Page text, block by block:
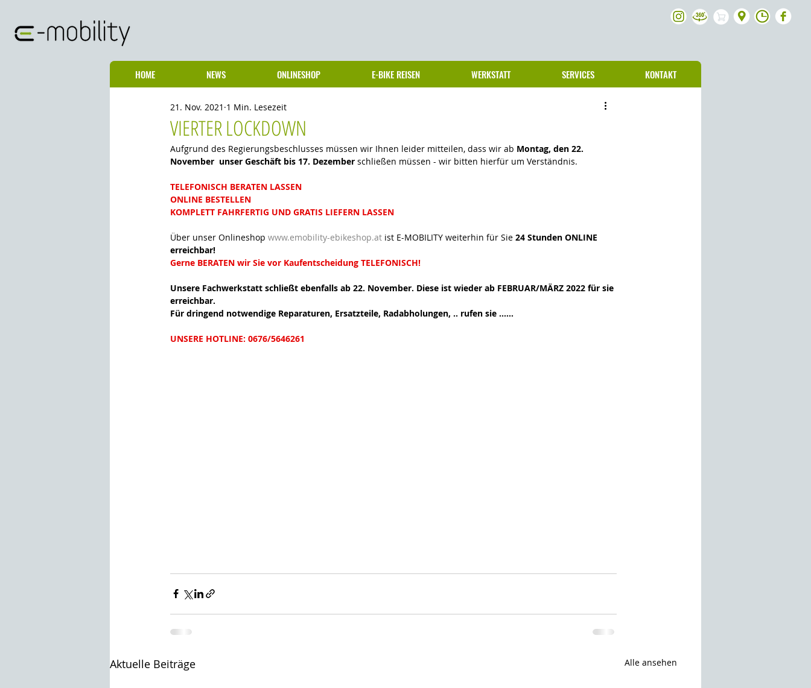
HOME NEWS ONLINESHOP E-BIKE REISEN WERKSTATT SERVICES KONTAKT
VIERTER LOCKDOWN
21. Nov. 2021 1 Min. Lesezeit
Aufgrund des Regierungsbeschlusses müssen wir Ihnen leider mitteilen, dass wir ab Montag, den 22.
November  unser Geschäft bis 17. Dezember schließen müssen - wir bitten hierfür um Verständnis.
TELEFONISCH BERATEN LASSEN
ONLINE BESTELLEN
KOMPLETT FAHRFERTIG UND GRATIS LIEFERN LASSEN
Über unser Onlineshop www.emobility-ebikeshop.at ist E-MOBILITY weiterhin für Sie 24 Stunden ONLINE
erreichbar!
Gerne BERATEN wir Sie vor Kaufentscheidung TELEFONISCH!
Unsere Fachwerkstatt schließt ebenfalls ab 22. November. Diese ist wieder ab FEBRUAR/MÄRZ 2022 für sie
erreichbar.
Für dringend notwendige Reparaturen, Ersatzteile, Radabholungen, .. rufen sie ......
UNSERE HOTLINE: 0676/5646261
Aktuelle Beiträge Alle ansehen